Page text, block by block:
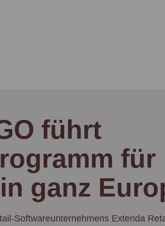
führt
für
ganz
Softwareunternehmens Extenda